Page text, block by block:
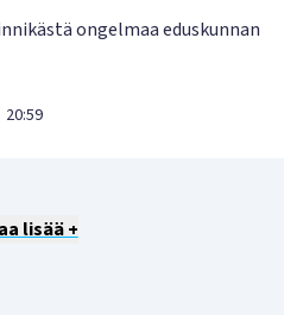
ongelmaa eduskunnan
20:59
lisää +